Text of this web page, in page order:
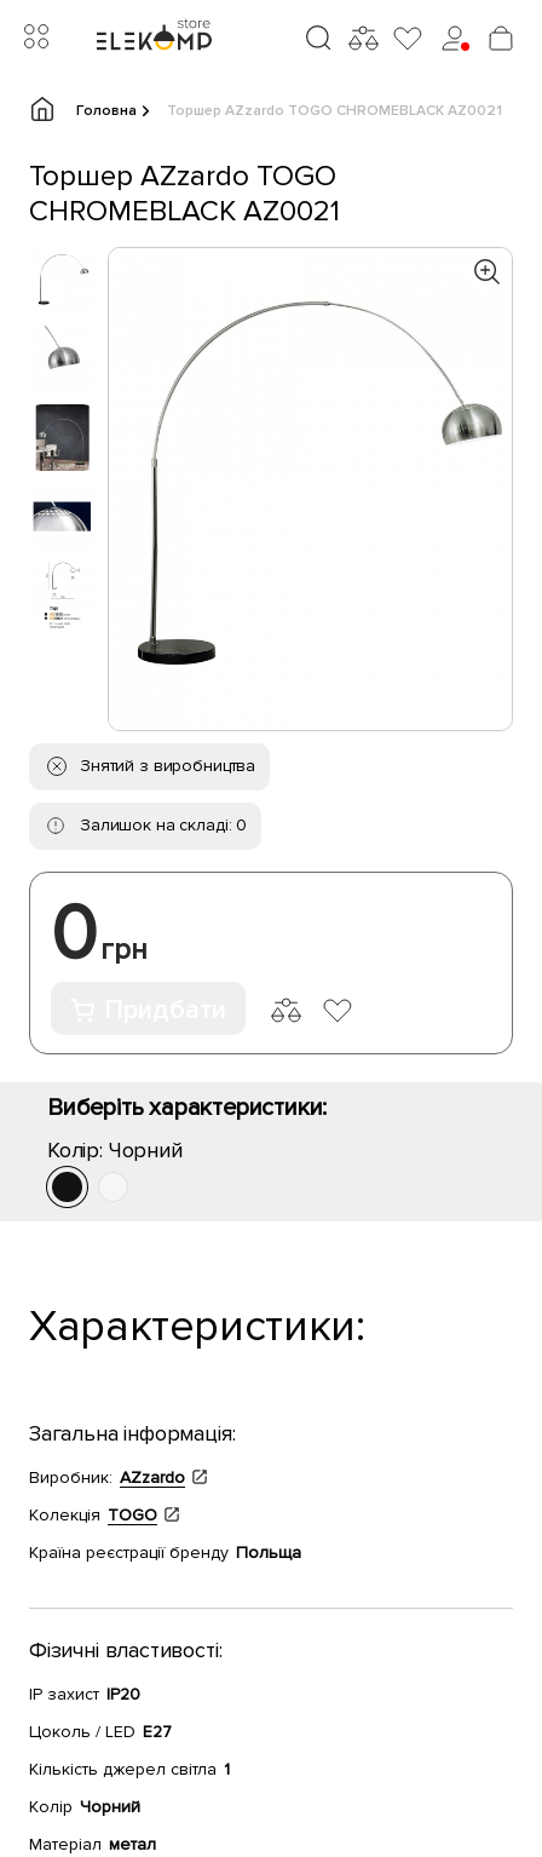
Головна Торшер AZzardo TOGO CHROMEBLACK AZ0021
Торшер AZzardo TOGO
CHROMEBLACK AZ0021
Знятий з виробництва
Залишок на складі: 0
0грн
Виберіть характеристики:
Колір: Чорний
Характеристики:
Загальна інформація:
Виробник: AZzardo
Колекція TOGO
Країна реєстрації бренду Польща
Фізичні властивості:
IP захист IP20
Цоколь / LED E27
Кількість джерел світла 1
Колір Чорний
Матеріал метал